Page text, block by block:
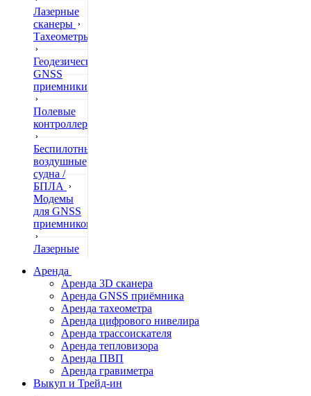
Лазерные
сканеры
Тахеометры
Геодезические
GNSS
приемники
Полевые
контроллеры
Беспилотные
воздушные
судна /
БПЛА
Модемы
для GNSS
приемников
Лазерные
Нивелиры
Теодолиты
Трассоискатели
Неразрушающий
контроль
Аксессуары
Аренда
Аренда 3D сканера
Аренда GNSS приёмника
Аренда тахеометра
Аренда цифрового нивелира
Аренда трассоискателя
Аренда тепловизора
Аренда ПВП
Аренда гравиметра
Выкуп и Трейд-ин